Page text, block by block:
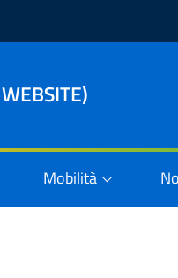
Mobilità